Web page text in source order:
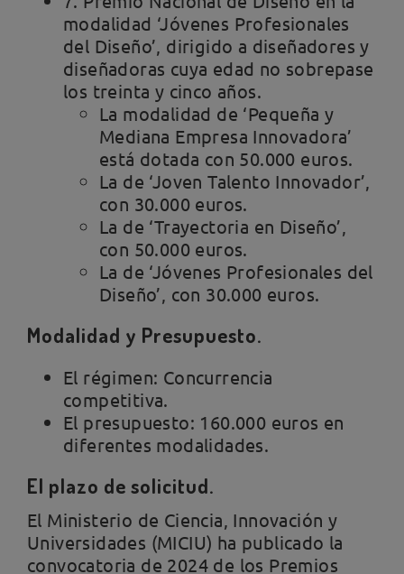
modalidad ‘Jóvenes Profesionales
del Diseño’, dirigido a diseñadores y
diseñadoras cuya edad no sobrepase
los treinta y cinco años.
La modalidad de ‘Pequeña y
Mediana Empresa Innovadora’
está dotada con 50.000 euros.
La de ‘Joven Talento Innovador’,
con 30.000 euros.
La de ‘Trayectoria en Diseño’,
con 50.000 euros.
La de ‘Jóvenes Profesionales del
Diseño’, con 30.000 euros.
Modalidad y Presupuesto.
El régimen: Concurrencia
competitiva.
El presupuesto: 160.000 euros en
diferentes modalidades.
El plazo de solicitud.
El Ministerio de Ciencia, Innovación y
Universidades (MICIU) ha publicado la
convocatoria de 2024 de los Premios